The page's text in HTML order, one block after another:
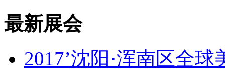
最新展会
2017’沈阳·浑南区全